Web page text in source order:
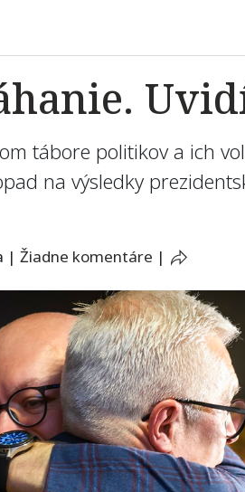
tábore politikov a ich
na výsledky
| Žiadne komentáre |